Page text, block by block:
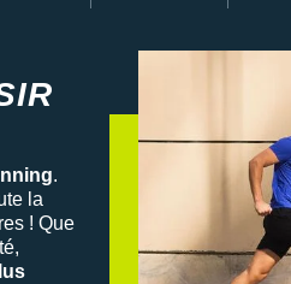
.
la
! Que